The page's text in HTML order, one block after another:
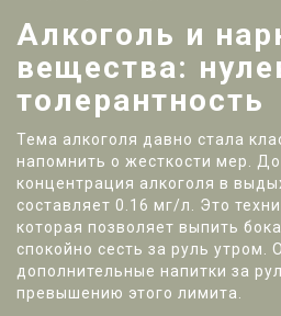
Алкоголь и
вещества:
толерантность
Тема алкоголя давно стала
напомнить о жесткости мер.
концентрация алкоголя в
составляет 0.16 мг/л. Это
которая позволяет выпить
спокойно сесть за руль утром.
дополнительные напитки за
превышению этого лимита.